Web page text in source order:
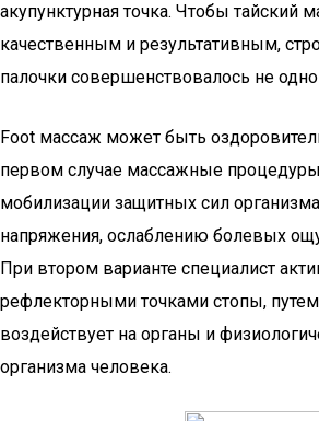
акупунктурная точка. Чтобы тайский
качественным и результативным,
палочки совершенствовалось не
Foot массаж может быть
первом случае массажные процедуры
мобилизации защитных сил
напряжения, ослаблению болевых
При втором варианте специалист
рефлекторными точками стопы,
воздействует на органы и
организма человека.